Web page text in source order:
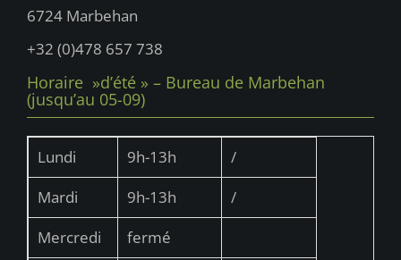
6724 Marbehan
+32 (0)478 657 738
Horaire »d’été » – Bureau de Marbehan
(jusqu’au 05-09)
Lundi 9h-13h
/
Mardi
9h-13h
/
Mercredi
fermé